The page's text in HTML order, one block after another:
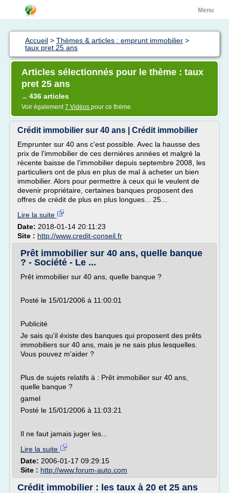
Menu
Accueil > Thèmes & articles : emprunt immobilier >
taux pret 25 ans
Articles sélectionnés pour le thème : taux
pret 25 ans
→ 436 articles
Voir également7 Vidéos pour ce thème
Crédit immobilier sur 40 ans | Crédit immobilier
Emprunter sur 40 ans c'est possible. Avec la hausse des
prix de l'immobilier de ces dernières années et malgré la
récente baisse de l'immobilier depuis septembre 2008, les
particuliers ont de plus en plus de mal à acheter un bien
immobilier. Alors pour permettre à ceux qui le veulent de
devenir propriétaire, certaines banques proposent des
offres de crédit de plus en plus longues... 25...
Lire la suite
Date: 2018-01-14 20:11:23
Site : http://www.credit-conseil.fr
Prêt immobilier sur 40 ans, quelle banque
? - Société - Le ...
Prêt immobilier sur 40 ans, quelle banque ?
Posté le 15/01/2006 à 11:00:01
Publicité
Je sais qu'il éxiste des banques qui proposent des prêts
immobiliers sur 40 ans, mais je ne sais plus lesquelles.
Vous pouvez m'aider ?
Plus de sujets relatifs à : Prêt immobilier sur 40 ans,
quelle banque ?
gamel
Posté le 15/01/2006 à 11:03:21
Il ne faut jamais juger les...
Lire la suite
Date: 2006-01-17 09:29:15
Site : http://www.forum-auto.com
Crédit immobilier : les taux à 20 et 25 ans